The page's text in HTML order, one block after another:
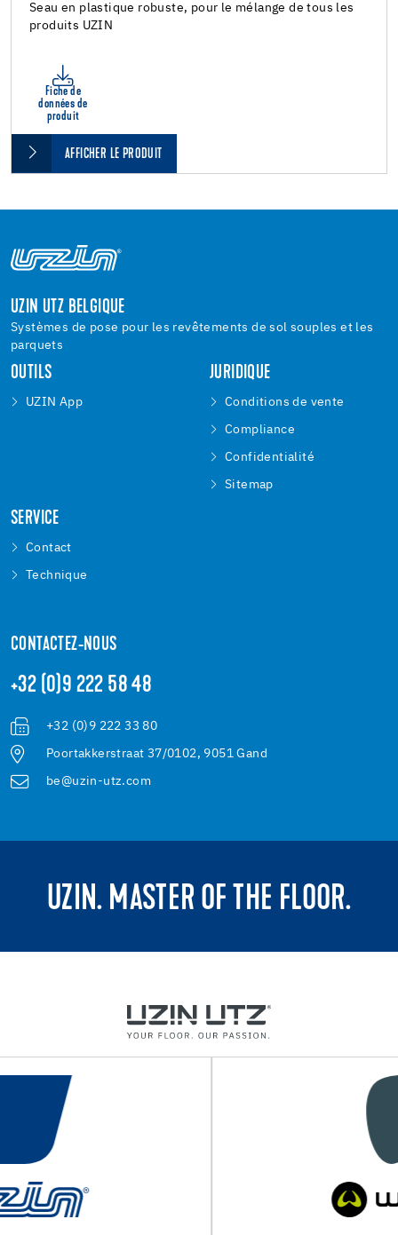
Seau en plastique robuste, pour le mélange de tous les
produits UZIN
Fiche de
données de
produit
AFFICHER LE PRODUIT
UZIN UTZ BELGIQUE
Systèmes de pose pour les revêtements de sol souples et les
parquets
OUTILS
UZIN App
JURIDIQUE
Conditions de vente
Compliance
Confidentialité
Sitemap
SERVICE
Contact
Technique
CONTACTEZ-NOUS
+32 (0)9 222 58 48
+32 (0)9 222 33 80
Poortakkerstraat 37/0102, 9051 Gand
be@uzin-utz.com
UZIN. MASTER OF THE FLOOR.